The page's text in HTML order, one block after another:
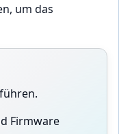
um das
Firmware